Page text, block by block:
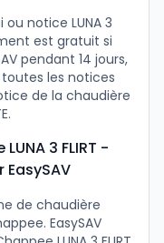
notice LUNA 3
est gratuit si
pendant 14 jours,
les notices
de la chaudière
3 FLIRT -
EasySAV
de chaudière
EasySAV